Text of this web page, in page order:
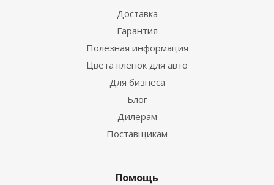
Доставка
Гарантия
Полезная информация
Цвета пленок для авто
Для бизнеса
Блог
Дилерам
Поставщикам
Помощь